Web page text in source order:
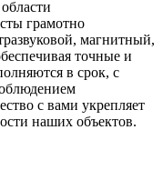
грамотно
магнитный,
точные и
в срок, с
с вами укрепляет
наших объектов.